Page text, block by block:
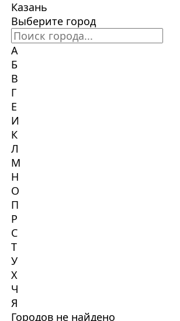
Казань
Выберите город
А
Б
В
Г
Е
И
К
Л
М
Н
О
П
Р
С
Т
У
Х
Ч
Я
Городов не найдено